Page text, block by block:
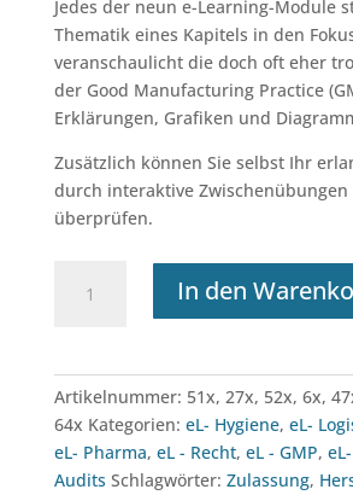
Jedes der neun e-Learning-Module
Thematik eines Kapitels in den
veranschaulicht die doch oft eher
der Good Manufacturing Practice
Erklärungen, Grafiken und
Zusätzlich können Sie selbst Ihr
durch interaktive
überprüfen.
Learning:
Kapitel
Menge
In den
Artikelnummer: 51x, 27x, 52x, 6x,
64x Kategorien: eL- Hygiene, eL-
eL- Pharma, eL - Recht, eL - GMP,
Audits Schlagwörter: Zulassung,